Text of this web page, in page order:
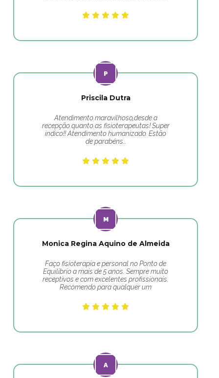
Priscila Dutra
Atendimento maravilhoso,desde a
recepção quanto as fisioterapeutas! Super
indico!! Atendimento humanizado. Estão
de parabéns…
Monica Regina Aquino de Almeida
Faço fisioterapia e personal no Ponto de
Equilibrio a mais de 5 anos. Sempre muito
receptivos e com excelentes profissionais.
Recomendo para qualquer um